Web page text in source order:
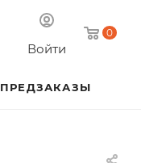
0
Войти
ПРЕДЗАКАЗЫ